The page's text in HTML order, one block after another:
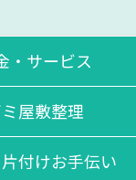
安心くださいま
・サービス
屋敷整理
付けお手伝い